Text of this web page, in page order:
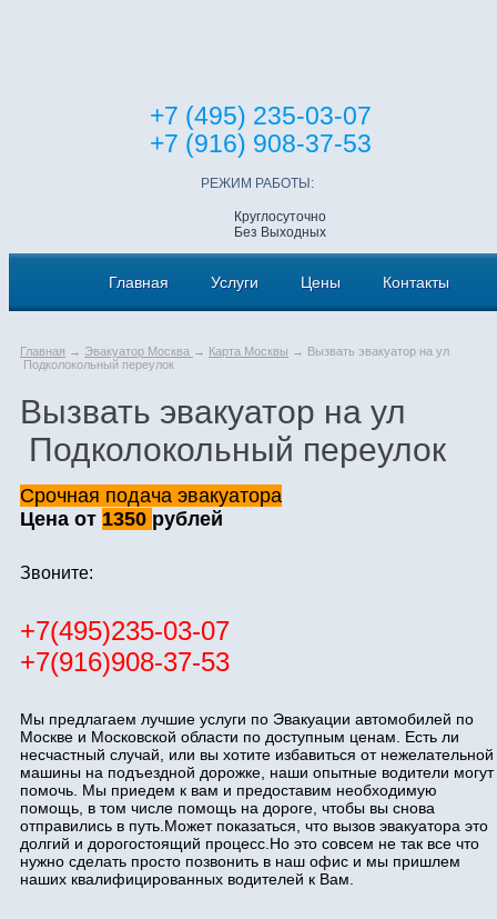
+7 (495) 235-03-07
+7 (916) 908-37-53
РЕЖИМ РАБОТЫ:
Круглосуточно
Без Выходных
Главная Услуги Цены Контакты
Главная → Эвакуатор Москва → Карта Москвы → Вызвать эвакуатор на ул
Подколокольный переулок
Вызвать эвакуатор на ул
Подколокольный переулок
Срочная подача эвакуатора
Цена от 1350 рублей
Звоните:
+7(495)235-03-07
+7(916)908-37-53
Мы предлагаем лучшие услуги по Эвакуации автомобилей по
Москве и Московской области по доступным ценам. Есть ли
несчастный случай, или вы хотите избавиться от нежелательной
машины на подъездной дорожке, наши опытные водители могут
помочь. Мы приедем к вам и предоставим необходимую
помощь, в том числе помощь на дороге, чтобы вы снова
отправились в путь.Может показаться, что вызов эвакуатора это
долгий и дорогостоящий процесс.Но это совсем не так все что
нужно сделать просто позвонить в наш офис и мы пришлем
наших квалифицированных водителей к Вам.